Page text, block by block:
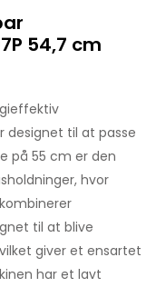
54,7 cm
designet til at passe
på 55 cm er den
hvor
til at blive
giver et ensartet
har et lavt